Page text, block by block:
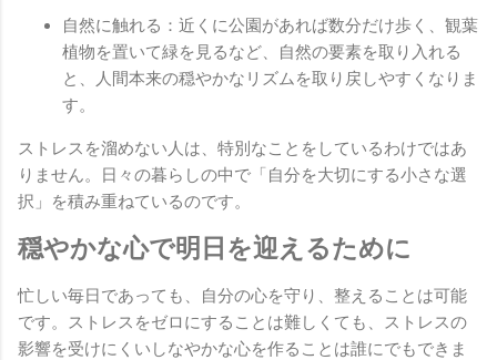
自然に触れる：近くに公園があれば数分だけ歩く、観葉
植物を置いて緑を見るなど、自然の要素を取り入れる
と、人間本来の穏やかなリズムを取り戻しやすくなりま
す。
ストレスを溜めない人は、特別なことをしているわけではあ
りません。日々の暮らしの中で「自分を大切にする小さな選
択」を積み重ねているのです。
穏やかな心で明日を迎えるために
忙しい毎日であっても、自分の心を守り、整えることは可能
です。ストレスをゼロにすることは難しくても、ストレスの
影響を受けにくいしなやかな心を作ることは誰にでもできま